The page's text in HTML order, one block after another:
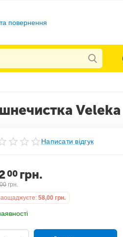
повернення
Veleka
Написати відгук
00 грн.
00 грн.
58,00 грн.